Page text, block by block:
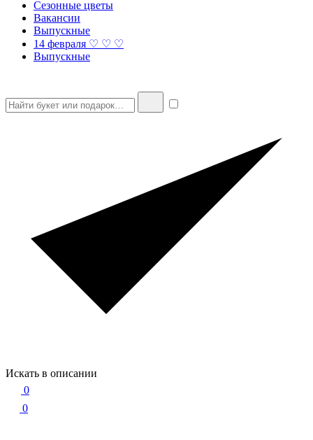
Сезонные цветы
Вакансии
Выпускные
14 февраля ♡ ♡ ♡
Выпускные
Искать в описании
0
0